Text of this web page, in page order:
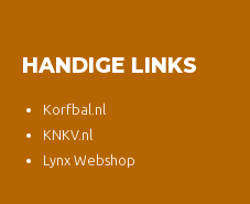
HANDIGE LINKS
Korfbal.nl
KNKV.nl
Lynx Webshop